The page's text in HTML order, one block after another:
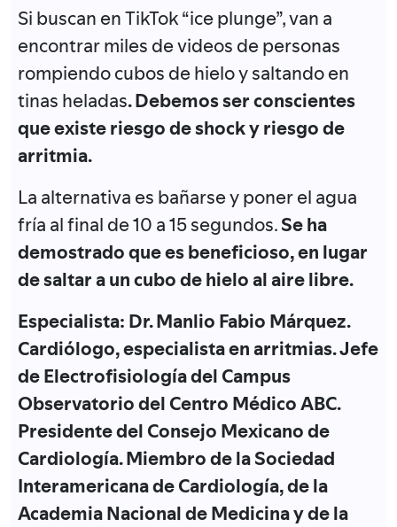
Si buscan en TikTok “ice plunge”, van a
encontrar miles de videos de personas
rompiendo cubos de hielo y saltando en
tinas heladas. Debemos ser conscientes
que existe riesgo de shock y riesgo de
arritmia.
La alternativa es bañarse y poner el agua
fría al final de 10 a 15 segundos.Se ha
demostrado que es beneficioso, en lugar
de saltar a un cubo de hielo al aire libre.
Especialista: Dr. Manlio Fabio Márquez.
Cardiólogo, especialista en arritmias. Jefe
de Electrofisiología del Campus
Observatorio del Centro Médico ABC.
Presidente del Consejo Mexicano de
Cardiología. Miembro de la Sociedad
Interamericana de Cardiología, de la
Academia Nacional de Medicina y de la